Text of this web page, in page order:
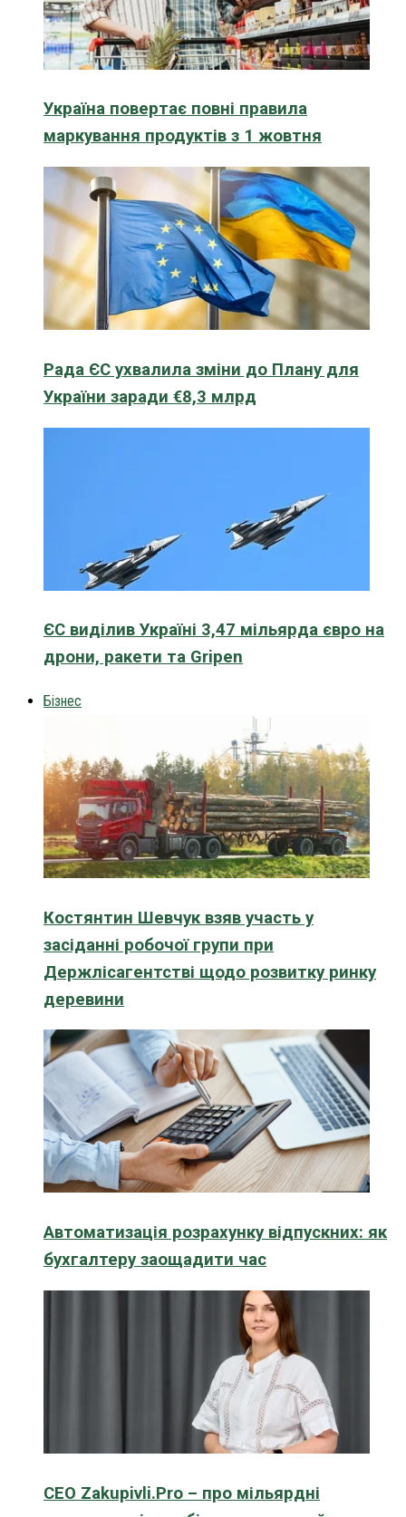
Україна повертає повні правила
маркування продуктів з 1 жовтня
Рада ЄС ухвалила зміни до Плану для
України заради €8,3 млрд
ЄС виділив Україні 3,47 мільярда євро на
дрони, ракети та Gripen
Бізнес
Костянтин Шевчук взяв участь у
засіданні робочої групи при
Держлісагентстві щодо розвитку ринку
деревини
Автоматизація розрахунку відпускних: як
бухгалтеру заощадити час
CEO Zakupivli.Pro – про мільярдні